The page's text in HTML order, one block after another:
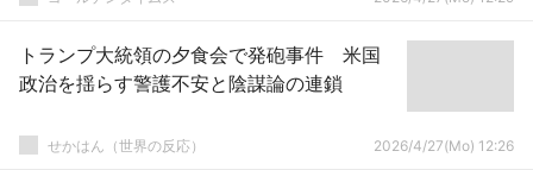
トランプ大統領の夕食会で発砲事件 米国
政治を揺らす警護不安と陰謀論の連鎖
せかはん（世界の反応） 2026/4/27(Mo) 12:26